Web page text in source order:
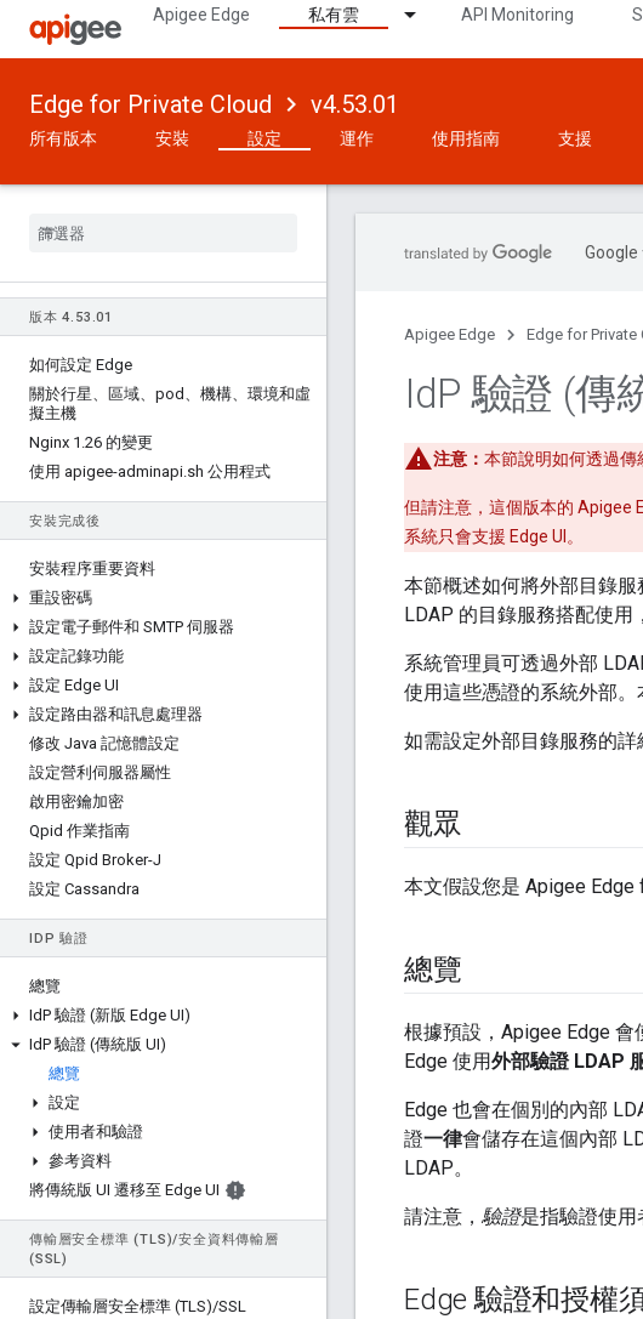
Apigee Edge 私有雲 API Monitoring
Edge for Private Cloud v4.53.01
所有版本 安裝 設定 運作 使用指南 支援
版本 4. 53 .01
如何設定 Edge
關於行星、區域、pod、機構、環境和虛
擬主機
Nginx 1 .26 的變更
使用 apigee-adminapi.sh 公用程式
安裝完成後
安裝程序重要資料
重設密碼
設定電子郵件和 SMTP 伺服器
設定記錄功能
設定 Edge UI
設定路由器和訊息處理器
修改 Java 記憶體設定
設定營利伺服器屬性
啟用密鑰加密
Qpid 作業指南
設定 Qpid Broker-J
設定 Cassandra
IDP 驗證
總覽
IdP 驗證 (新版 Edge UI)
IdP 驗證 (傳統版 UI)
總覽
設定
使用者和驗證
參考資料
將傳統版 UI 遷移至 Edge UI
傳輸層安全標準 (TLS)/安全資料傳輸層
(SSL)
設定傳輸層安全標準 (TLS)/SSL
Google
Apigee Edge Edge for Private
IdP 驗證 (傳
注意： 本節說明如何透過傳
但請注意，這個版本的 Apigee
系統只會支援 Edge UI。
本節概述如何將外部目錄
LDAP 的目錄服務搭配使用
系統管理員可透過外部
使用這些憑證的系統外部。
如需設定外部目錄服務的
觀眾
本文假設您是 Apigee Edge
總覽
根據預設，Apigee Edge
Edge 使用外部驗證 LDAP
Edge 也會在個別的內部
證一律會儲存在這個內部
LDAP。
請注意， 驗證是指驗證使用
Edge 驗證和授權